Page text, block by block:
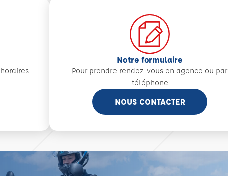
horaires
Notre formulaire
Pour prendre rendez-vous en agence ou par
téléphone
NOUS CONTACTER